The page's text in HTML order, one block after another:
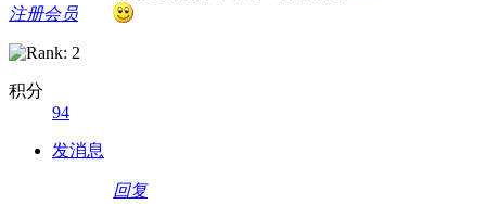
注册会员
积分
94
发消息
回复